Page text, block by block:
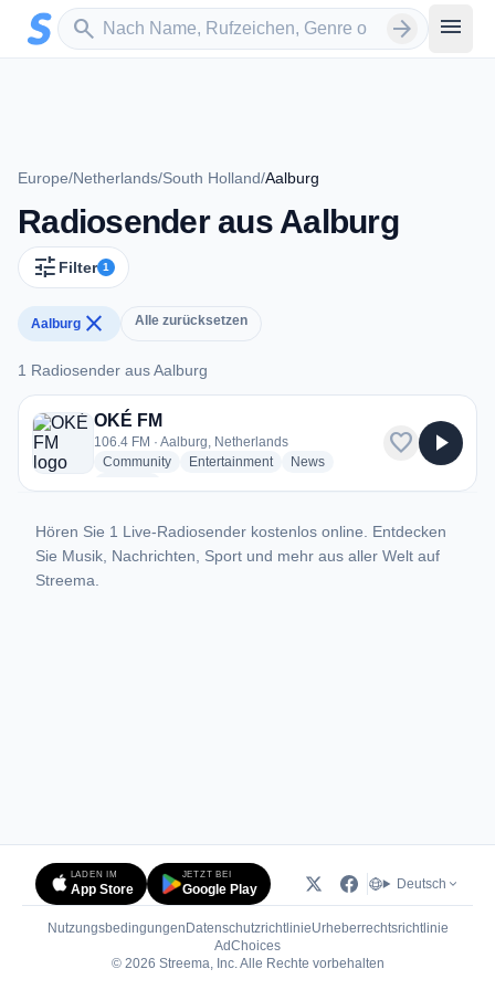
Zum Hauptinhalt springen
search
Sender suchen arrow_forward menu
Europe/Netherlands/South Holland/Aalburg
Radiosender aus Aalburg
tune Filter 1
Aalburg close Alle zurücksetzen
1 Radiosender aus Aalburg
1 Radiosender aus Aalburg
OKÉ FM
106.4 FM · Aalburg, Netherlands
Communityradio stations
Entertainmentradio stations
Newsradio stations
favorite play_arrow
Hören Sie 1 Live-Radiosender kostenlos online. Entdecken
Sie Musik, Nachrichten, Sport und mehr aus aller Welt auf
Streema.
LADEN IM
App Store
JETZT BEI
Google Play Deutsch
Nutzungsbedingungen DatenschutzrichtlinieUrheberrechtsrichtlinie
AdChoices(öffnet in neuem Tab)
© 2026 Streema, Inc. Alle Rechte vorbehalten